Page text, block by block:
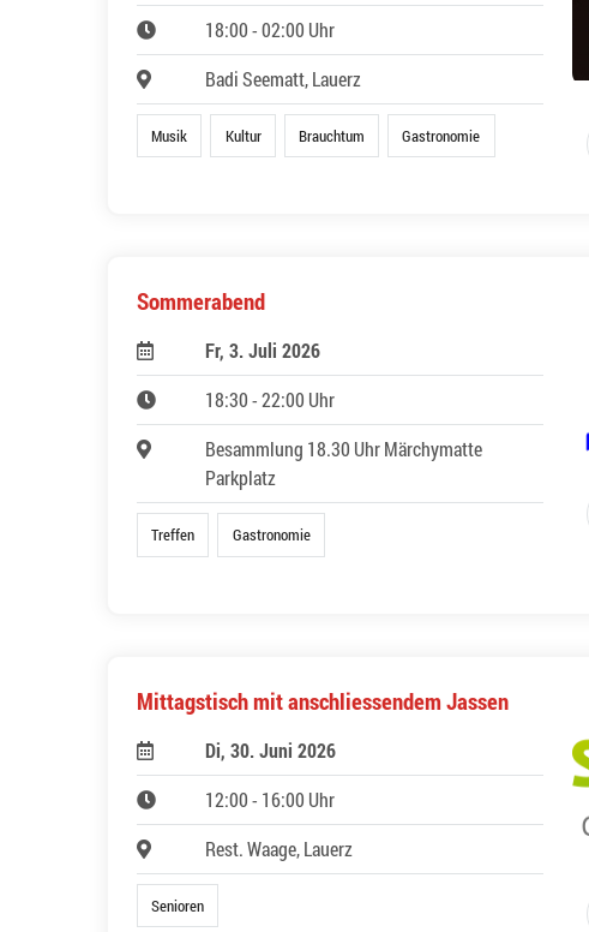
18:00 - 02:00 Uhr
Badi Seematt, Lauerz
Musik Kultur Brauchtum Gastronomie
Sommerabend
Fr, 3. Juli 2026
18:30 - 22:00 Uhr
Besammlung 18.30 Uhr Märchymatte
Parkplatz
Treffen Gastronomie
Mittagstisch mit anschliessendem Jassen
Di, 30. Juni 2026
12:00 - 16:00 Uhr
Rest. Waage, Lauerz
Senioren